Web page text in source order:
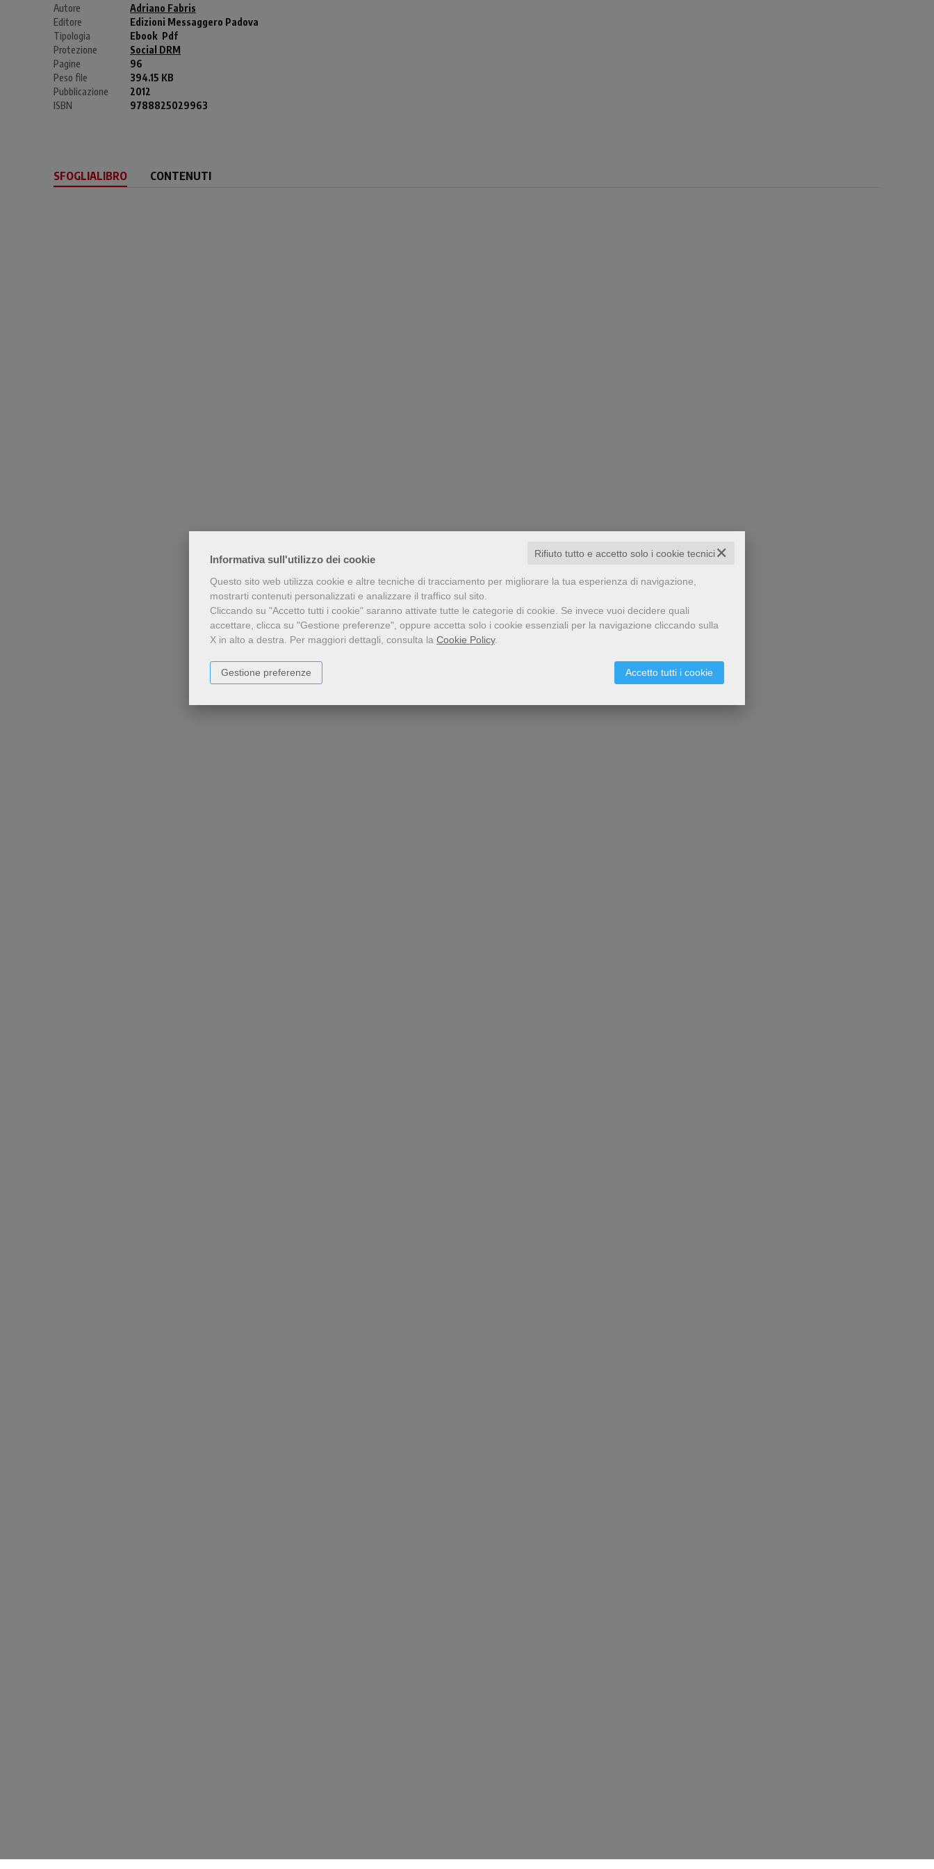
Informativa sull'utilizzo dei cookie ✕
Rifiuto tutto e accetto solo i cookie tecnici
Questo sito web utilizza cookie e altre tecniche di tracciamento per migliorare la tua esperienza di navigazione,
mostrarti contenuti personalizzati e analizzare il traffico sul sito.
Cliccando su "Accetto tutti i cookie" saranno attivate tutte le categorie di cookie. Se invece vuoi decidere quali
accettare, clicca su "Gestione preferenze", oppure accetta solo i cookie essenziali per la navigazione cliccando sulla
X in alto a destra. Per maggiori dettagli, consulta la Cookie Policy.
Accetto tutti i cookie
Gestione preferenze
Autore
Adriano Fabris
Editore
Edizioni Messaggero Padova
Tipologia
Ebook Pdf
Protezione
Social DRM
Pagine
96
Peso file
394.15 KB
Pubblicazione
2012
ISBN
9788825029963
SFOGLIALIBRO CONTENUTI